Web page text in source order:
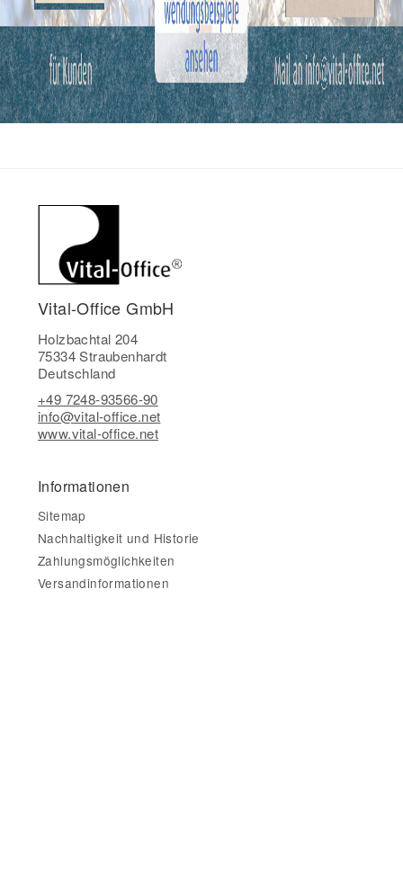
Vital-Office GmbH
Holzbachtal 204
75334 Straubenhardt
Deutschland
+49 7248-93566-90
info@vital-office.net
www.vital-office.net
Informationen
Sitemap
Nachhaltigkeit und Historie
Zahlungsmöglichkeiten
Versandinformationen